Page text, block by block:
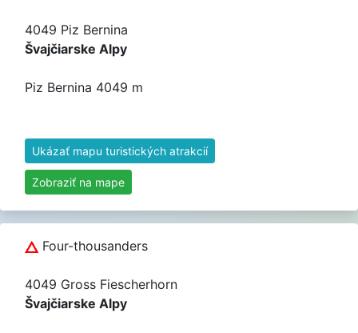
4049 Piz Bernina
Švajčiarske Alpy
Piz Bernina 4049 m
Ukázať mapu turistických atrakcií
Zobraziť na mape
Four-thousanders
4049 Gross Fiescherhorn
Švajčiarske Alpy